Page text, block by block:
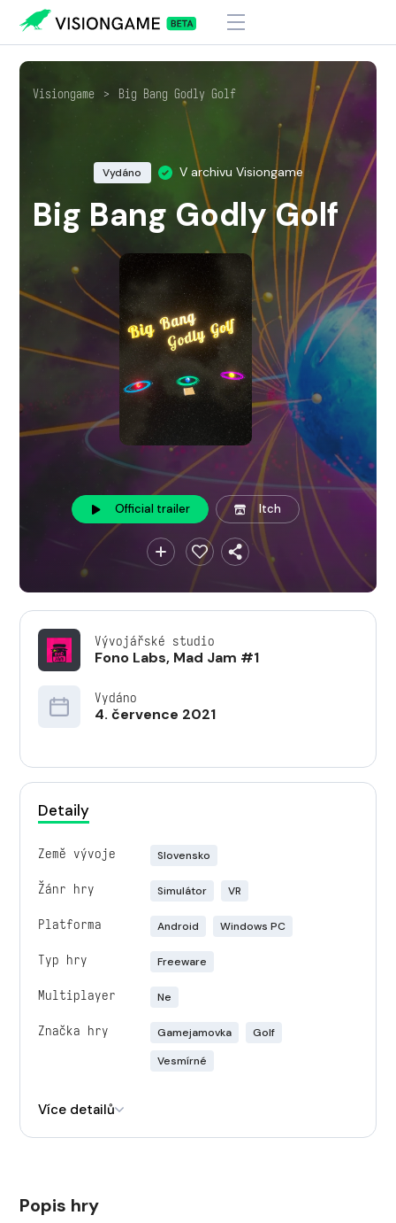
Visiongame > Big Bang Godly Golf
Vydáno V archivu Visiongame
Big Bang Godly Golf
Official trailer Itch
Vývojářské studio
Fono Labs, Mad Jam #1
Vydáno
4. července 2021
Detaily
Země vývoje Slovensko
Žánr hry Simulátor VR
Platforma Android Windows PC
Typ hry Freeware
Multiplayer Ne
Značka hry Gamejamovka
Golf
Vesmírné
Více detailů
Popis hry